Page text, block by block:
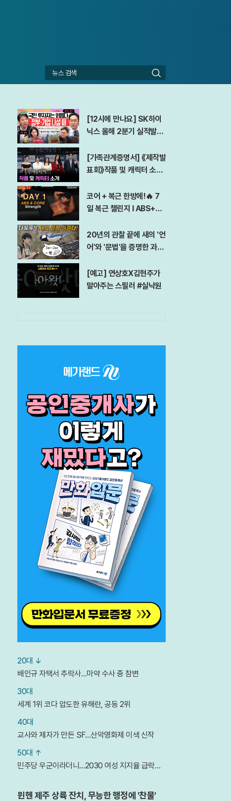
검
색
[12시에 만나요] SK하이
닉스 올해 2분기 실적발표
아쉬운 점은?ㅣ김경일 아
주대 심리학과 교수ㅣ202
[가족관계증명서] 《제작발
표회》작품 및 캐릭터 소개
코어 + 복근 한방에!🔥 7
일 복근 챌린지 l ABS+C
e l 7 days Abs Challen
ge
20년의 관찰 끝에 새의 '언
어'와 '문법'을 증명한 과학
[예고] 연상호X김현주가
말아주는 스릴러 #실낙원
20대 ↓
배인규 자택서 추락사…마약 수사 중 참변
30대
세계 1위 코다 압도한 유해란, 공동 2위
40대
교사와 제자가 만든 SF…산악영화제 이색 신작
50대 ↑
민주당 우군이라더니…2030 여성 지지율 급락한
뮌헨 제주 상륙 잔치, 무능한 행정에 '찬물'